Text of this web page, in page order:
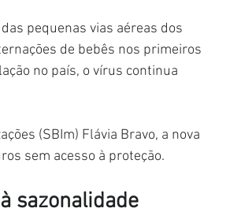
pequenas vias aéreas dos
de bebês nos primeiros
no país, o vírus continua
(SBIm) Flávia Bravo, a nova
sem acesso à proteção.
sazonalidade